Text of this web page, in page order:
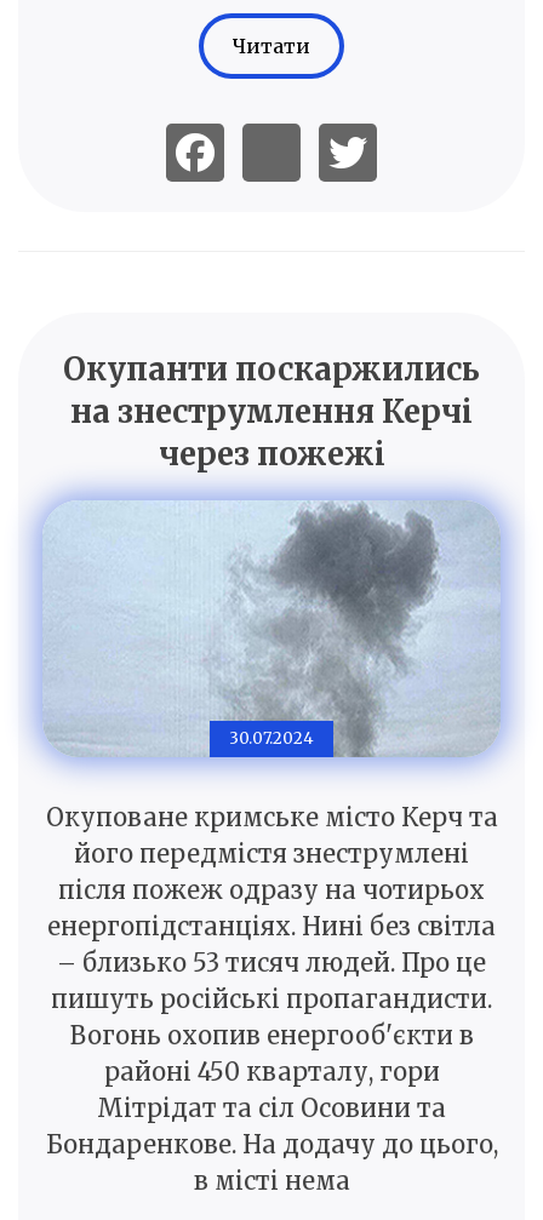
Читати
Окупанти поскаржились
на знеструмлення Керчі
через пожежі
30.07.2024
Окуповане кримське місто Керч та
його передмістя знеструмлені
після пожеж одразу на чотирьох
енергопідстанціях. Нині без світла
– близько 53 тисяч людей. Про це
пишуть російські пропагандисти.
Вогонь охопив енергооб'єкти в
районі 450 кварталу, гори
Мітрідат та сіл Осовини та
Бондаренкове. На додачу до цього,
в місті нема